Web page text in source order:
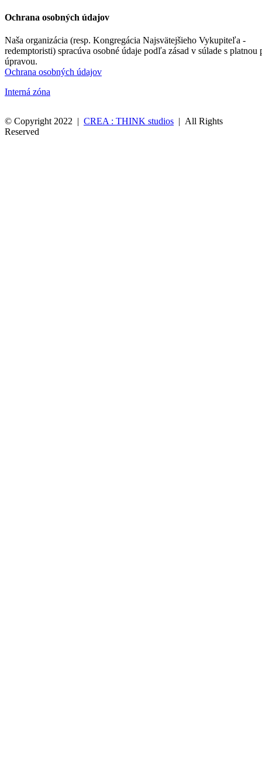
Ochrana osobných údajov
Naša organizácia (resp. Kongregácia Najsvätejšieho Vykupiteľa -
redemptoristi) spracúva osobné údaje podľa zásad v súlade s platnou
úpravou.
Ochrana osobných údajov
Interná zóna
© Copyright 2022 | CREA : THINK studios | All Rights
Reserved